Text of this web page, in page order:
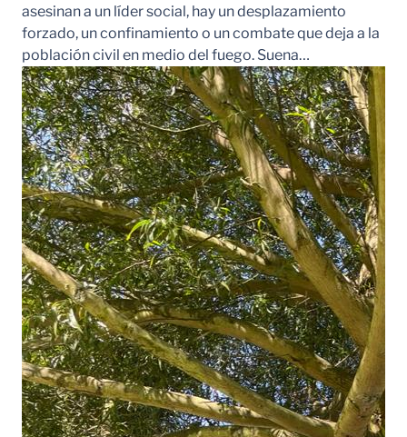
asesinan a un líder social, hay un desplazamiento
forzado, un confinamiento o un combate que deja a la
población civil en medio del fuego. Suena…